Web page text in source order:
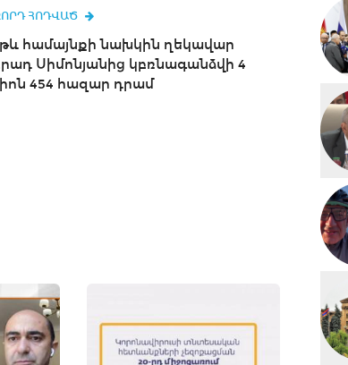
ՀՈԴՎԱԾ
համայնքի նախկին ղեկավար
Սիմոնյանից կբռնագանձվի 4
454 հազար դրամ